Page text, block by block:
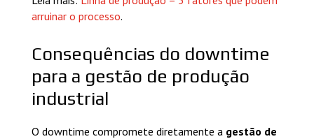
arruinar o processo.
Consequências do downtime
para a gestão de produção
industrial
O downtime compromete diretamente a gestão de